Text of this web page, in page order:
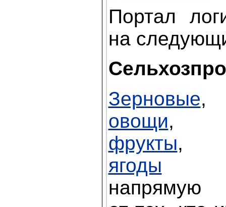
Портал
на
Зерновые,
овощи,
фрукты,
ягоды
напрямую